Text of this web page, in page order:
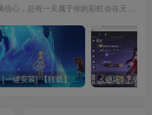
请对梦想充满信心，总有一天属于你的彩虹会在天空微笑
[一键安装] 【转载】原神3.4真端服务端+源码+配套客户端+详尽说明+GM工具+源码说明文件